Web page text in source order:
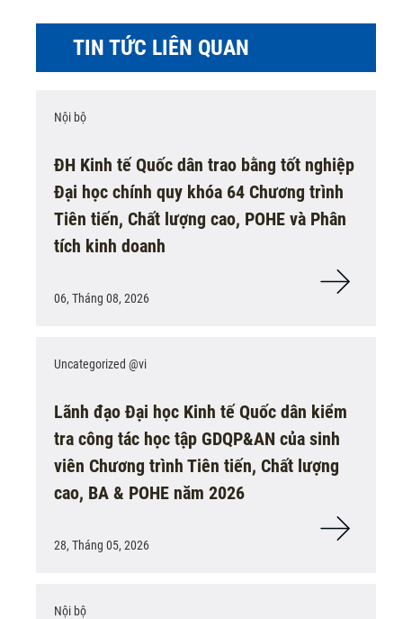
TIN TỨC LIÊN QUAN
Nội bộ
ĐH Kinh tế Quốc dân trao bằng tốt nghiệp
Đại học chính quy khóa 64 Chương trình
Tiên tiến, Chất lượng cao, POHE và Phân
tích kinh doanh
06, Tháng 08, 2026
Uncategorized @vi
Lãnh đạo Đại học Kinh tế Quốc dân kiểm
tra công tác học tập GDQP&AN của sinh
viên Chương trình Tiên tiến, Chất lượng
cao, BA & POHE năm 2026
28, Tháng 05, 2026
Nội bộ